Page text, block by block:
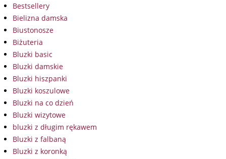
Bestsellery
Bielizna damska
Biustonosze
Biżuteria
Bluzki basic
Bluzki damskie
Bluzki hiszpanki
Bluzki koszulowe
Bluzki na co dzień
Bluzki wizytowe
bluzki z długim rękawem
Bluzki z falbaną
Bluzki z koronką